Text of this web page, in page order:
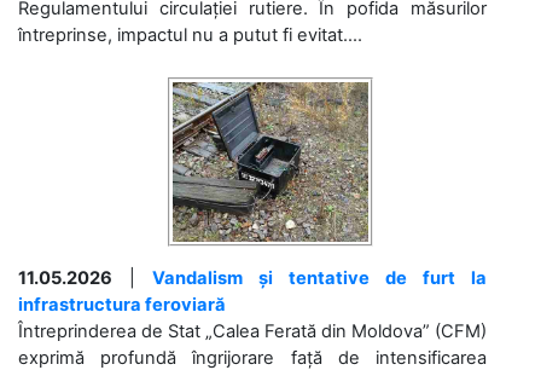
Regulamentului circulației rutiere. În pofida măsurilor
întreprinse, impactul nu a putut fi evitat....
11.05.2026
Vandalism și tentative de furt la
infrastructura feroviară
Întreprinderea de Stat „Calea Ferată din Moldova” (CFM)
exprimă profundă îngrijorare față de intensificarea